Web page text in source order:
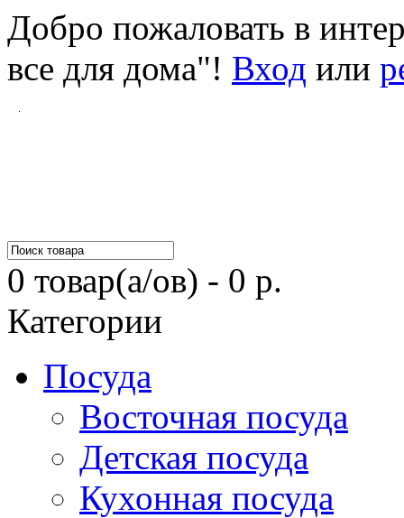
Добро пожаловать в
все для дома"! Вход или
0 товар(а/ов) - 0 р.
Категории
Посуда
Восточная посуда
Детская посуда
Кухонная посуда